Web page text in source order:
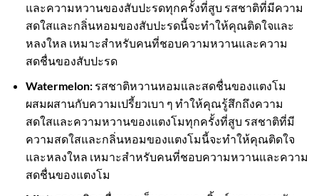
และความหวานของสับปะรดทุกครั้งที่สูบ รสชาติที่มีความ
สดใสและกลิ่นหอมของสับปะรดนี้จะทำให้คุณติดใจและ
หลงใหล เหมาะสำหรับคนที่ชอบความหวานและความ
สดชื่นของสับปะรด
Watermelon:รสชาติหวานหอมและสดชื่นของแตงโม
ผสมผสานกับความเปรี้ยวเบา ๆ ทำให้คุณรู้สึกถึงความ
สดใสและความหวานของแตงโมทุกครั้งที่สูบ รสชาติที่มี
ความสดใสและกลิ่นหอมของแตงโมนี้จะทำให้คุณติดใจ
และหลงใหล เหมาะสำหรับคนที่ชอบความหวานและความ
สดชื่นของแตงโม